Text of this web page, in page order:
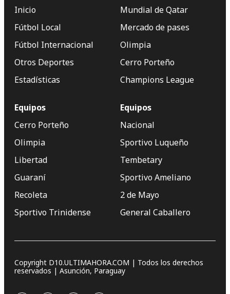
Inicio
Fútbol Local
Fútbol Internacional
Otros Deportes
Estadísticas
Mundial de Qatar
Mercado de pases
Olimpia
Cerro Porteño
Champions League
Equipos
Cerro Porteño
Olimpia
Libertad
Guaraní
Recoleta
Sportivo Trinidense
Equipos
Nacional
Sportivo Luqueño
Tembetary
Sportivo Ameliano
2 de Mayo
General Caballero
Copyright D10.ULTIMAHORA.COM | Todos los derechos
reservados | Asunción, Paraguay